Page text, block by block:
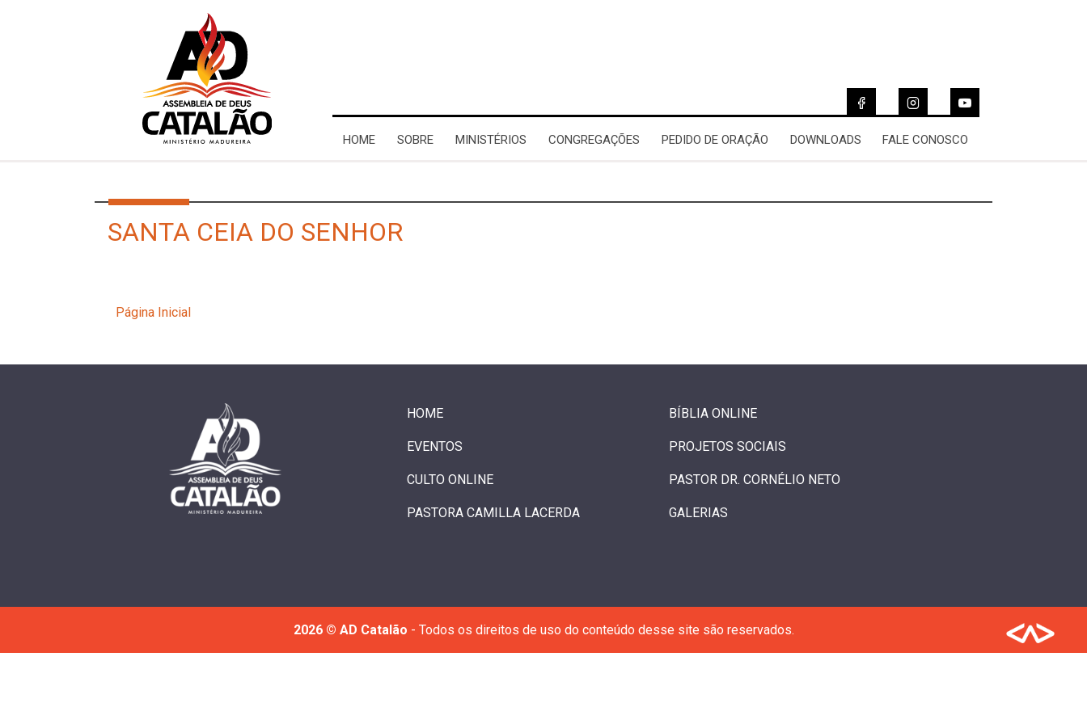
HOME SOBRE MINISTÉRIOS CONGREGAÇÕES PEDIDO DE ORAÇÃO DOWNLOADS FALE CONOSCO
SANTA CEIA DO SENHOR
Página Inicial
HOME BÍBLIA ONLINE
EVENTOS PROJETOS SOCIAIS
CULTO ONLINE PASTOR DR. CORNÉLIO NETO
PASTORA CAMILLA LACERDA GALERIAS
2026 © AD Catalão - Todos os direitos de uso do conteúdo desse site são reservados.